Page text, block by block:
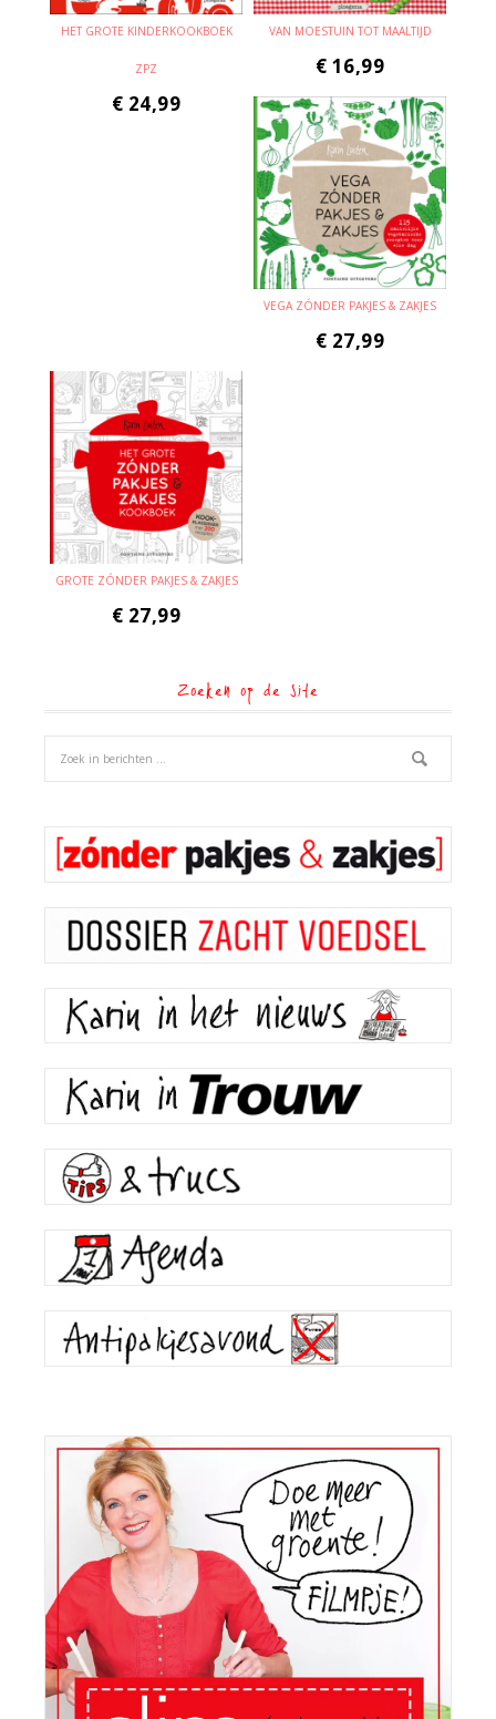
HET GROTE KINDERKOOKBOEK
ZPZ
€ 24,99
VAN MOESTUIN TOT MAALTIJD
€ 16,99
VEGA ZÓNDER PAKJES & ZAKJES
€ 27,99
GROTE ZÓNDER PAKJES & ZAKJES
€ 27,99
Zoeken op de site